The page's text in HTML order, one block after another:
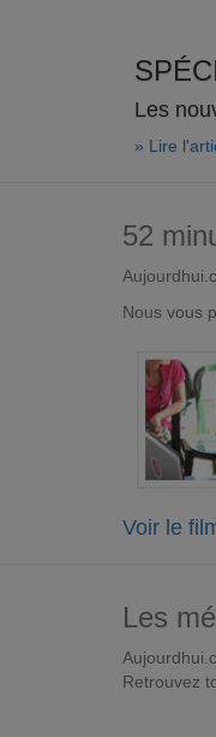
Les
» Lire
52
Nous vous
Voir le
Les
Retrouvez